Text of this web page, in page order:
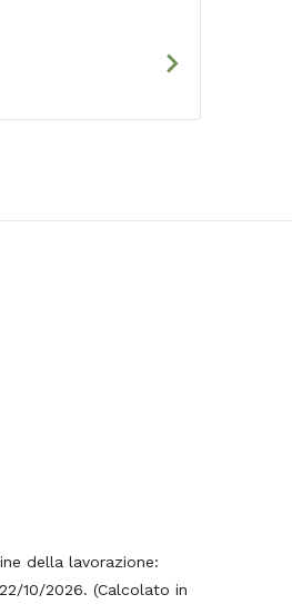
chevron_right
della lavorazione:
10/2026. (Calcolato in